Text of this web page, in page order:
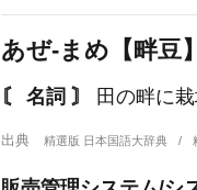
あぜ‐まめ【畔豆】
〘 名詞 〙 田の畔に
出典 精選版 日本国語大辞典